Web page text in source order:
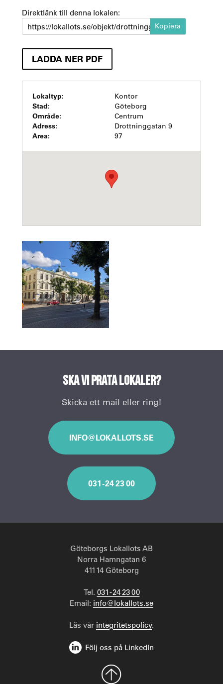
Direktlänk till denna lokalen:
https://lokallots.se/objekt/drottninggatan-9-1
LADDA NER PDF
Lokaltyp: Kontor
Stad: Göteborg
Område: Centrum
Adress: Drottninggatan 9
Area: 97
Ska vi prata lokaler?
Skicka ett mail eller ring!
INFO@LOKALLOTS.SE
031 - 24 23 00
Göteborgs Lokallots AB
Norra Hamngatan 6
411 14 Göteborg
Tel. 031 - 24 23 00
Email: info@lokallots.se
Läs vår integritetspolicy.
Följ oss på LinkedIn